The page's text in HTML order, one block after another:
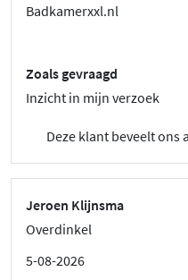
Badkamerxxl.nl
Zoals gevraagd
Inzicht in mijn verzoek
Deze klant beveelt ons
Jeroen Klijnsma
Overdinkel
5-08-2026